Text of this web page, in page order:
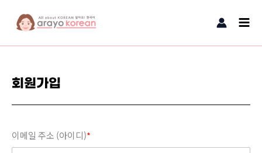
건너뛰기
회원가입
이메일 주소 (아이디)*